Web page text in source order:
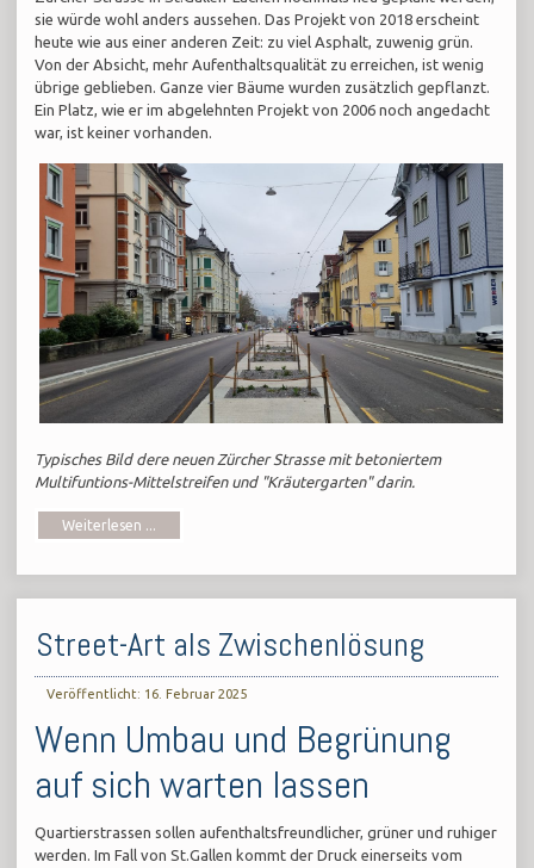
sie würde wohl anders aussehen. Das Projekt von 2018 erscheint
heute wie aus einer anderen Zeit: zu viel Asphalt, zuwenig grün.
Von der Absicht, mehr Aufenthaltsqualität zu erreichen, ist wenig
übrige geblieben. Ganze vier Bäume wurden zusätzlich gepflanzt.
Ein Platz, wie er im abgelehnten Projekt von 2006 noch angedacht
war, ist keiner vorhanden.
Typisches Bild dere neuen Zürcher Strasse mit betoniertem
Multifuntions-Mittelstreifen und "Kräutergarten" darin.
Weiterlesen ...
Street-Art als Zwischenlösung
Veröffentlicht: 16. Februar 2025
Wenn Umbau und Begrünung
auf sich warten lassen
Quartierstrassen sollen aufenthaltsfreundlicher, grüner und ruhiger
werden. Im Fall von St.Gallen kommt der Druck einerseits vom